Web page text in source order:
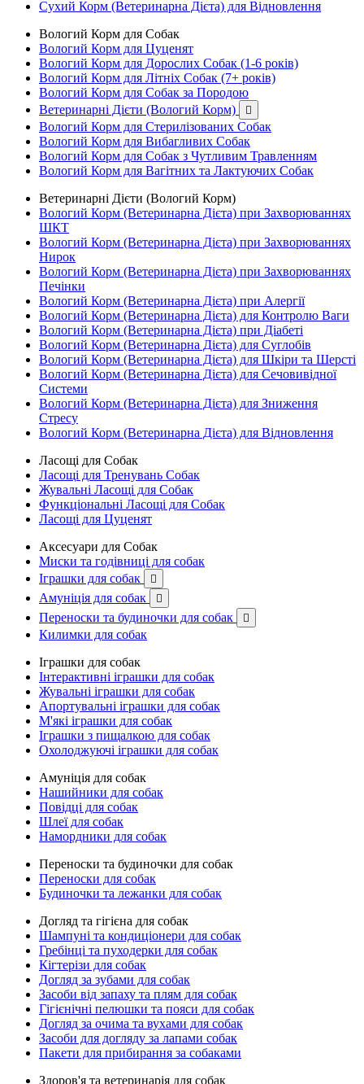
Сухий Корм (Ветеринарна Дієта) для Відновлення
Вологий Корм для Собак
Вологий Корм для Цуценят
Вологий Корм для Дорослих Собак (1-6 років)
Вологий Корм для Літніх Собак (7+ років)
Вологий Корм для Собак за Породою
Ветеринарні Дієти (Вологий Корм)

Вологий Корм для Стерилізованих Собак
Вологий Корм для Вибагливих Собак
Вологий Корм для Собак з Чутливим Травленням
Вологий Корм для Вагітних та Лактуючих Собак
Ветеринарні Дієти (Вологий Корм)
Вологий Корм (Ветеринарна Дієта) при Захворюваннях
ШКТ
Вологий Корм (Ветеринарна Дієта) при Захворюваннях
Нирок
Вологий Корм (Ветеринарна Дієта) при Захворюваннях
Печінки
Вологий Корм (Ветеринарна Дієта) при Алергії
Вологий Корм (Ветеринарна Дієта) для Контролю Ваги
Вологий Корм (Ветеринарна Дієта) при Діабеті
Вологий Корм (Ветеринарна Дієта) для Суглобів
Вологий Корм (Ветеринарна Дієта) для Шкіри та Шерсті
Вологий Корм (Ветеринарна Дієта) для Сечовивідної
Системи
Вологий Корм (Ветеринарна Дієта) для Зниження
Стресу
Вологий Корм (Ветеринарна Дієта) для Відновлення
Ласощі для Собак
Ласощі для Тренувань Собак
Жувальні Ласощі для Собак
Функціональні Ласощі для Собак
Ласощі для Цуценят
Аксесуари для Собак
Миски та годівниці для собак
Іграшки для собак

Амуніція для собак 
Переноски та будиночки для собак 
Килимки для собак
Іграшки для собак
Інтерактивні іграшки для собак
Жувальні іграшки для собак
Апортувальні іграшки для собак
М'які іграшки для собак
Іграшки з пищалкою для собак
Охолоджуючі іграшки для собак
Амуніція для собак
Нашийники для собак
Повідці для собак
Шлеї для собак
Намордники для собак
Переноски та будиночки для собак
Переноски для собак
Будиночки та лежанки для собак
Догляд та гігієна для собак
Шампуні та кондиціонери для собак
Гребінці та пуходерки для собак
Кігтерізи для собак
Догляд за зубами для собак
Засоби від запаху та плям для собак
Гігієнічні пелюшки та пояси для собак
Догляд за очима та вухами для собак
Засоби для догляду за лапами собак
Пакети для прибирання за собаками
Здоров'я та ветеринарія для собак